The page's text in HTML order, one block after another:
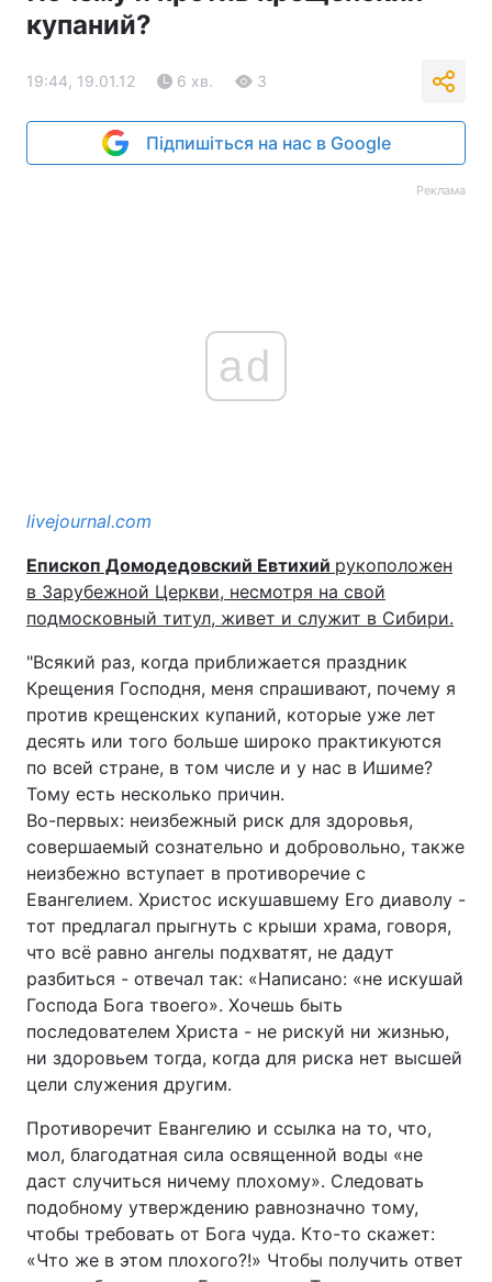
купаний?
19:44, 19.01.12 6 хв. 3
Підпишіться на нас в Google
Реклама
ad
livejournal.com
Епископ Домодедовский Евтихий рукоположен
в Зарубежной Церкви, несмотря на свой
подмосковный титул, живет и служит в Сибири.
"Всякий раз, когда приближается праздник
Крещения Господня, меня спрашивают, почему я
против крещенских купаний, которые уже лет
десять или того больше широко практикуются
по всей стране, в том числе и у нас в Ишиме?
Тому есть несколько причин.
Во-первых: неизбежный риск для здоровья,
совершаемый сознательно и добровольно, также
неизбежно вступает в противоречие с
Евангелием. Христос искушавшему Его диаволу -
тот предлагал прыгнуть с крыши храма, говоря,
что всё равно ангелы подхватят, не дадут
разбиться - отвечал так: «Написано: «не искушай
Господа Бога твоего». Хочешь быть
последователем Христа - не рискуй ни жизнью,
ни здоровьем тогда, когда для риска нет высшей
цели служения другим.
Противоречит Евангелию и ссылка на то, что,
мол, благодатная сила освященной воды «не
даст случиться ничему плохому». Следовать
подобному утверждению равнозначно тому,
чтобы требовать от Бога чуда. Кто-то скажет:
«Что же в этом плохого?!» Чтобы получить ответ